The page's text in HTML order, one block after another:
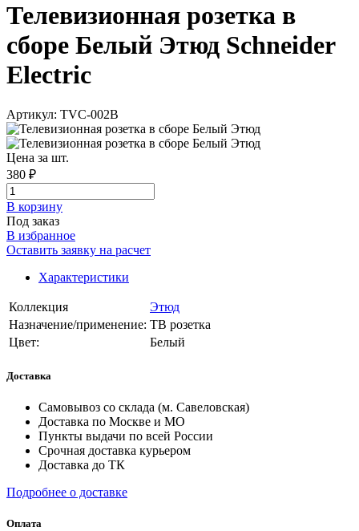
Телевизионная розетка в
сборе Белый Этюд Schneider
Electric
Артикул: TVC-002B
Цена за шт.
380 ₽
В корзинy
Под заказ
В избранное
Оставить заявку на расчет
Характеристики
Коллекция
Этюд
Назначение/применение: ТВ розетка
Цвет:
Белый
Доставка
Самовывоз со склада (м. Савеловская)
Доставка по Москве и МО
Пункты выдачи по всей России
Срочная доставка курьером
Доставка до ТК
Подробнее о доставке
Оплата